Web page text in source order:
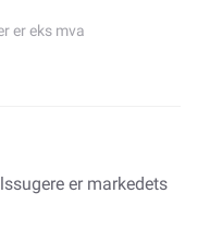
er eks mva
er markedets